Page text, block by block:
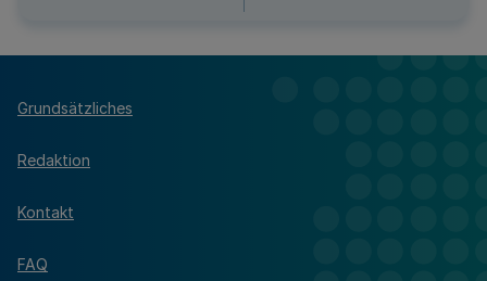
Grundsätzliches
Redaktion
Kontakt
FAQ